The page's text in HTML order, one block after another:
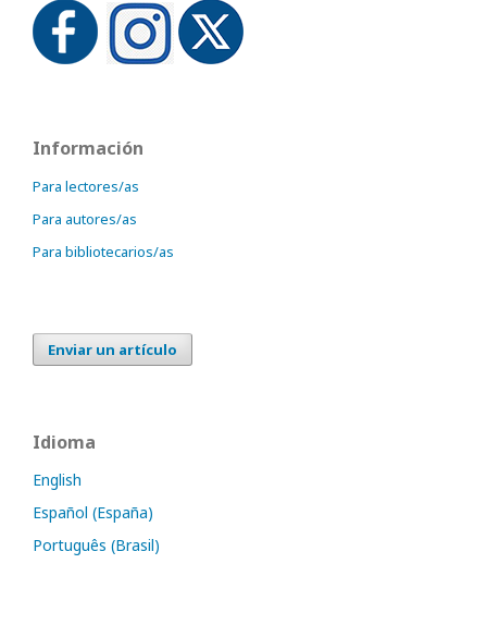
Información
Para lectores/as
Para autores/as
Para bibliotecarios/as
Enviar un artículo
Idioma
English
Español (España)
Português (Brasil)